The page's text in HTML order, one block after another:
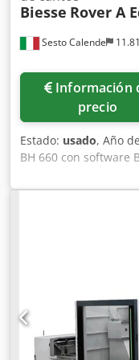
Sesto Calende
Biesse Rover A
Información de
precio
Estado: usado, Año
BH 660 con software
gestión de cantos
Conexión IoT
de trabajo en el eje
H29 mm Barras de
Instalación de
Nº 6 barras
panel Nº 3 ventosas
montaje para las
(pantógrafo) con 4